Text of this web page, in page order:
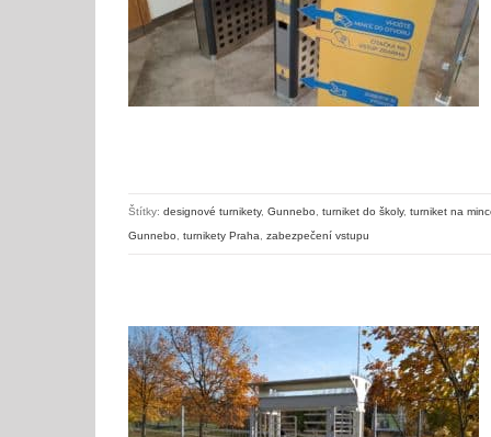
Štítky: designové turnikety, Gunnebo turniket do školy, turniket na
Gunnebo
turnikety Praha zabezpečení vstupu